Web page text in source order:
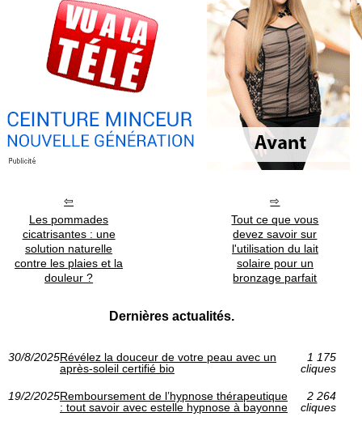
Les pommades
cicatrisantes : une
solution naturelle
contre les plaies et la
douleur ?
Tout ce que vous
devez savoir sur
l'utilisation du lait
solaire pour un
bronzage parfait
Dernières actualités.
30/8/2025Révélez la douceur de votre peau avec un
après-soleil certifié bio
1 175
cliques
19/2/2025Remboursement de l’hypnose thérapeutique
: tout savoir avec estelle hypnose à bayonne
2 264
cliques